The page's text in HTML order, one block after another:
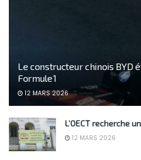
Le constructeur chinois BYD
Formule 1
12 MARS 2026
L’OECT recherche
12 MARS 2026